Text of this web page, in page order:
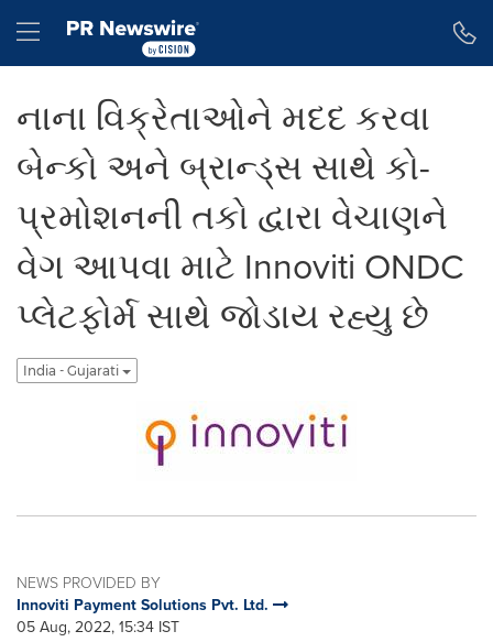
Hamburger menu
નાના વિક્રેતાઓને મદદ કરવા
બેન્કો અને બ્રાન્ડ્સ સાથે કો-
પ્રમોશનની તકો દ્વારા વેચાણને
વેગ આપવા માટે Innoviti ONDC
પ્લેટફોર્મ સાથે જોડાય રહ્યુ છે
India - Gujarati
NEWS PROVIDED BY
Innoviti Payment Solutions Pvt. Ltd.
05 Aug, 2022, 15:34 IST